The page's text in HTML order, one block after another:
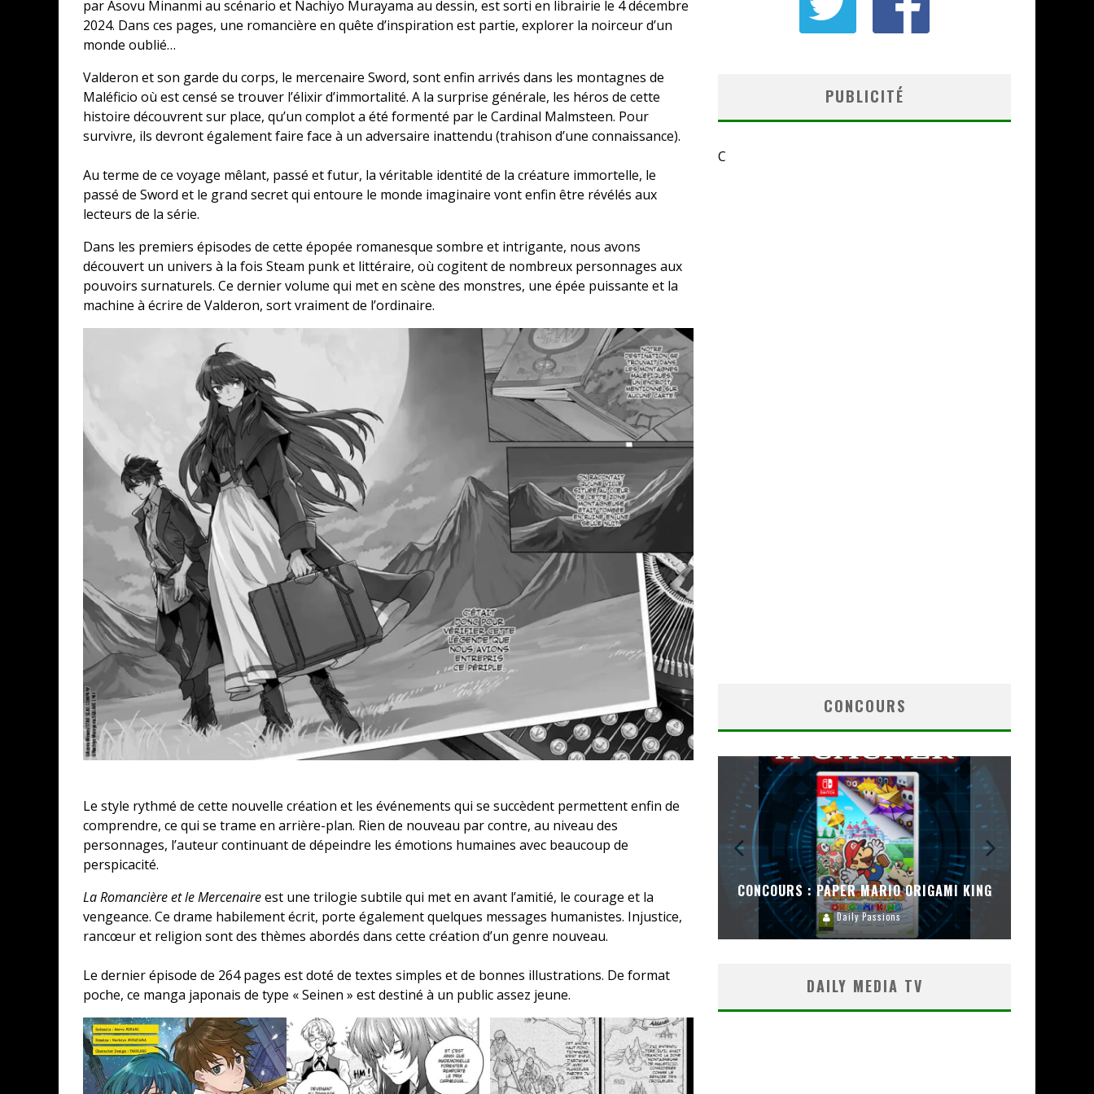
par Asovu Minanmi au scénario et Nachiyo Murayama au dessin, est sorti en librairie le 4 décembre
2024. Dans ces pages, une romancière en quête d’inspiration est partie, explorer la noirceur d’un
monde oublié…
Valderon et son garde du corps, le mercenaire Sword, sont enfin arrivés dans les montagnes de
Maléficio où est censé se trouver l’élixir d’immortalité. A la surprise générale, les héros de cette
histoire découvrent sur place, qu’un complot a été formenté par le Cardinal Malmsteen. Pour
survivre, ils devront également faire face à un adversaire inattendu (trahison d’une connaissance).
Au terme de ce voyage mêlant, passé et futur, la véritable identité de la créature immortelle, le
passé de Sword et le grand secret qui entoure le monde imaginaire vont enfin être révélés aux
lecteurs de la série.
Dans les premiers épisodes de cette épopée romanesque sombre et intrigante, nous avons
découvert un univers à la fois Steam punk et littéraire, où cogitent de nombreux personnages aux
pouvoirs surnaturels. Ce dernier volume qui met en scène des monstres, une épée puissante et la
machine à écrire de Valderon, sort vraiment de l’ordinaire.
Le style rythmé de cette nouvelle création et les événements qui se succèdent permettent enfin de
comprendre, ce qui se trame en arrière-plan. Rien de nouveau par contre, au niveau des
personnages, l’auteur continuant de dépeindre les émotions humaines avec beaucoup de
perspicacité.
La Romancière et le Mercenaireest une trilogie subtile qui met en avant l’amitié, le courage et la
vengeance. Ce drame habilement écrit, porte également quelques messages humanistes. Injustice,
rancœur et religion sont des thèmes abordés dans cette création d’un genre nouveau.
Le dernier épisode de 264 pages est doté de textes simples et de bonnes illustrations. De format
poche, ce manga japonais de type « Seinen » est destiné à un public assez jeune.
PUBLICITÉ
C
CONCOURS
CONCOURS : CALENDRIER DE L’AVENT – UNE
SUR XBOX ONE OU PS4
Daily Passions
CONCOURS : PAPER MARIO ORIGAMI KING
Daily Passions
DAILY MEDIA TV